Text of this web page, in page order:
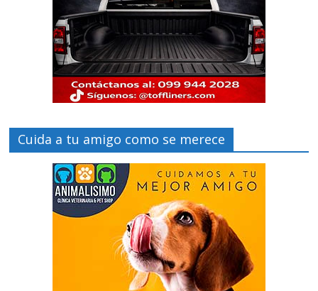
Cuida a tu amigo como se merece